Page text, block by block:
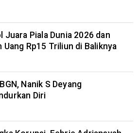
Juara Piala Dunia 2026 dan
Uang Rp15 Triliun di Baliknya
Nanik S Deyang
Diri